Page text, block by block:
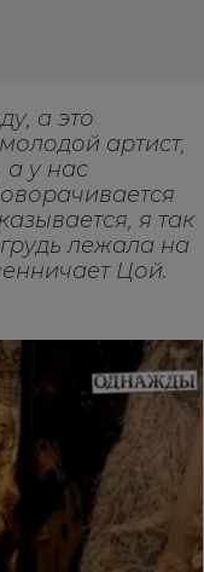
а это
артист,
а у нас
я так
лежала на
Цой.